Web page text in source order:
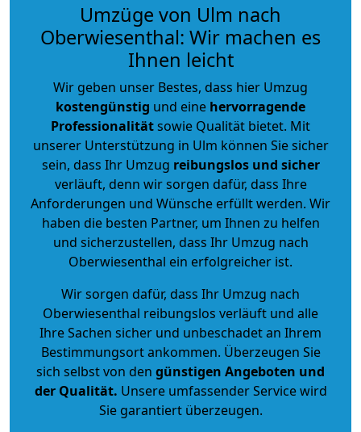
Umzüge von Ulm nach
Oberwiesenthal: Wir machen es
Ihnen leicht
Wir geben unser Bestes, dass hier Umzug
kostengünstig und eine hervorragende
Professionalitätsowie Qualität bietet. Mit
unserer Unterstützung in Ulm können Sie sicher
sein, dass Ihr Umzug reibungslos und sicher
verläuft, denn wir sorgen dafür, dass Ihre
Anforderungen und Wünsche erfüllt werden. Wir
haben die besten Partner, um Ihnen zu helfen
und sicherzustellen, dass Ihr Umzug nach
Oberwiesenthal ein erfolgreicher ist.
Wir sorgen dafür, dass Ihr Umzug nach
Oberwiesenthal reibungslos verläuft und alle
Ihre Sachen sicher und unbeschadet an Ihrem
Bestimmungsort ankommen. Überzeugen Sie
sich selbst von den günstigen Angeboten und
der Qualität. Unsere umfassender Service wird
Sie garantiert überzeugen.